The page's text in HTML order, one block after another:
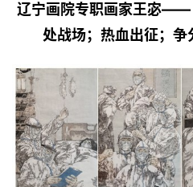
辽宁画院专职画家王宓
处战场；热血出征；争